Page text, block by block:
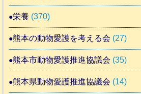
栄養 (370)
熊本の動物愛護を考える会 (27)
熊本市動物愛護推進協議会 (35)
熊本県動物愛護推進協議会 (14)